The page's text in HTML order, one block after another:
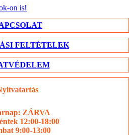
on is!
FELTÉTELEK
ZÁRVA
12:00-18:00
9:00-13:00